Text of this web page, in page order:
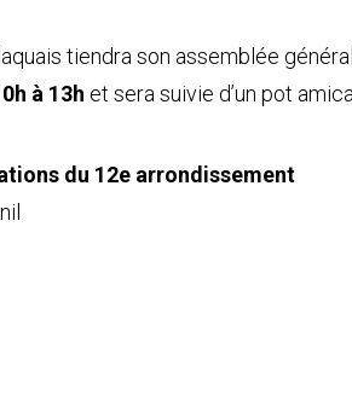
tiendra son assemblée
à 13h et sera suivie d’un pot amical.
du 12e arrondissement